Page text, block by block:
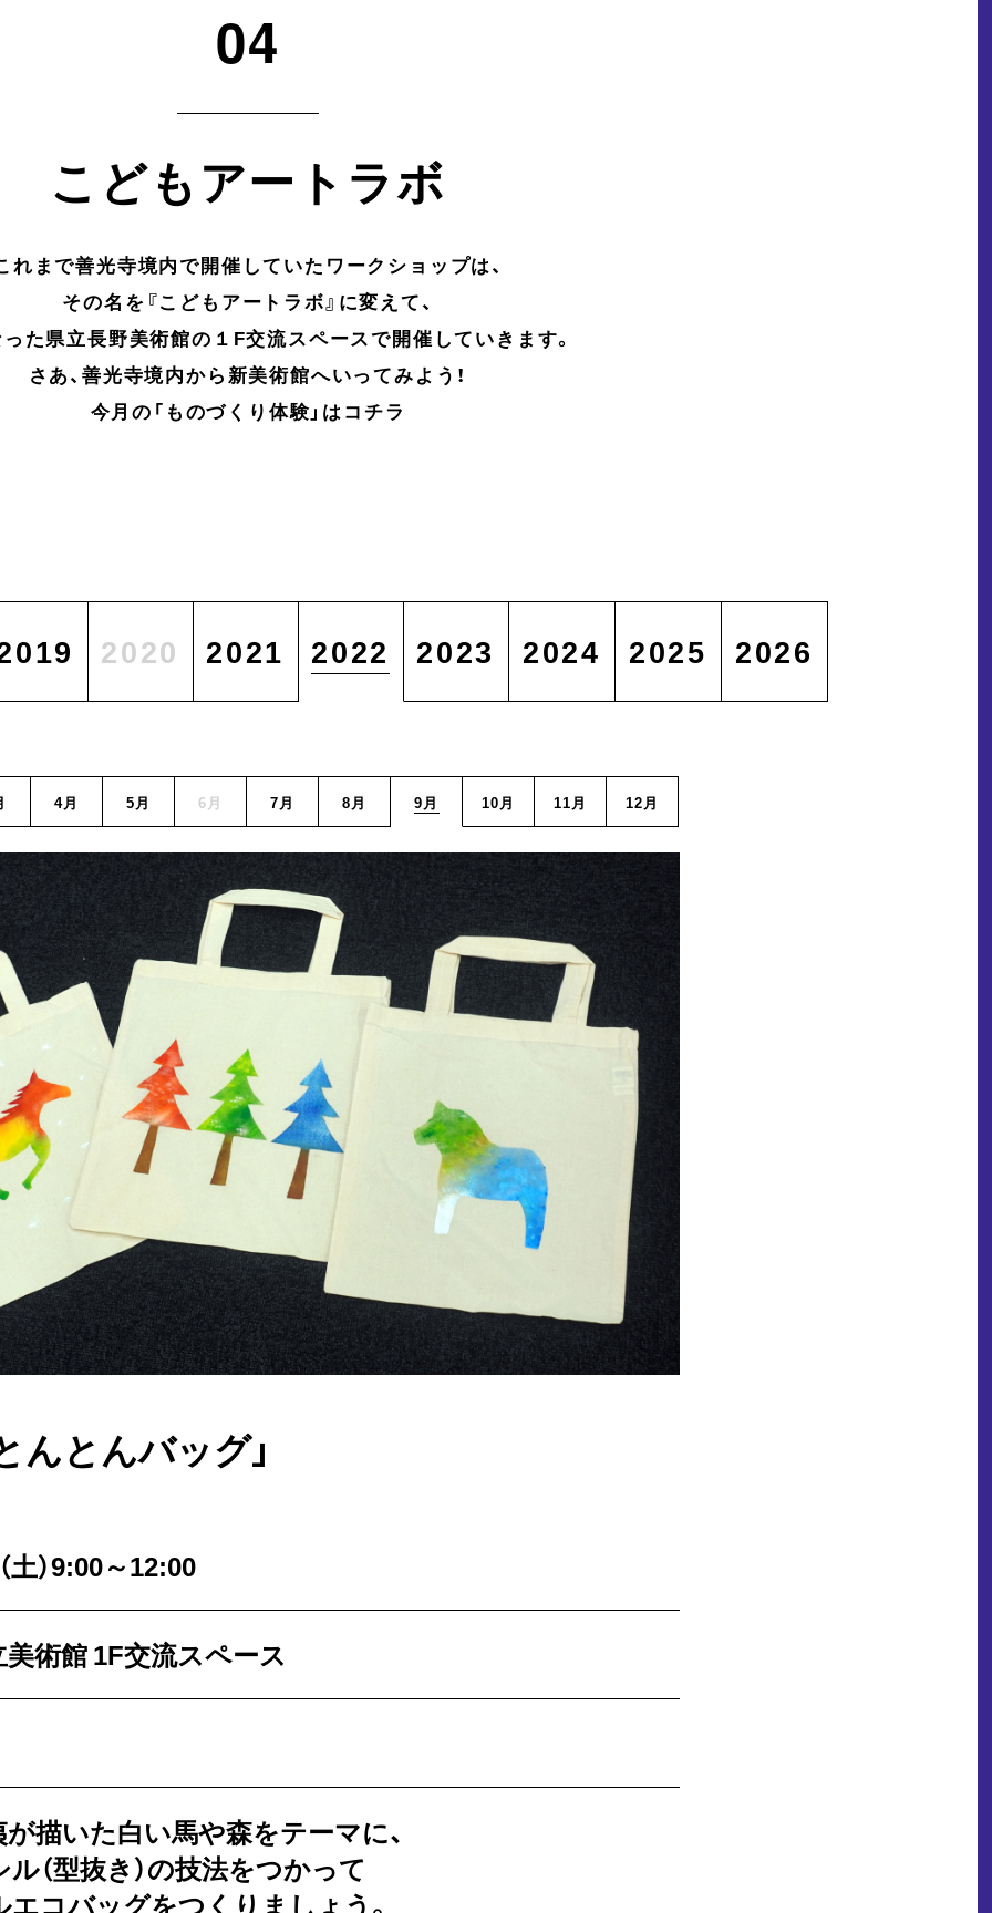
04
こどもアートラボ
れまで善光寺境内で開催していたワークショップは、
その名を『こどもアートラボ』に変えて、
た県立長野美術館の１F交流スペースで開催していきます。
さあ、善光寺境内から新美術館へいってみよう！
今月の「ものづくり体験」はコチラ
2020 2021 2022 2023 2024 2025 2026
4月 5月 6月 7月 8月 9月 10月 11月 12月
んとんバッグ」
土）9:00～12:00
術館 1F交流スペース
描いた白い馬や森をテーマに、
（型抜き）の技法をつかって
コバッグをつくりましょう。